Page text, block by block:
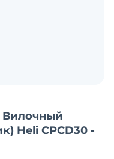
Звоните
Вилочный
Heli CPCD30 -